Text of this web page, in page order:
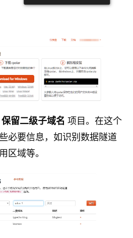
保留二级子域名 项目。在这个
必要信息，如识别数据隧道
区域等。